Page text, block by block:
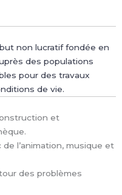
non lucratif fondée en
des populations
pour des travaux
de vie.
et
l’animation, musique et
des problèmes